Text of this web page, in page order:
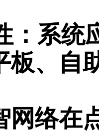
：系统
板、自
网络在